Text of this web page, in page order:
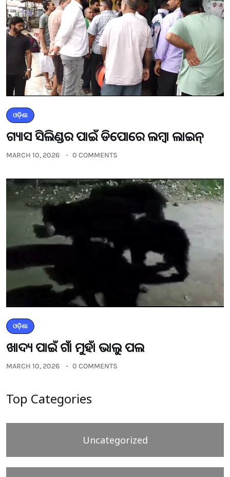
ଓଡ଼ିଶା
ଗ୍ୟାସ ସିଲିଣ୍ଡର ପାଇଁ ଡିପୋରେ ଲମ୍ବା ଲାଇନ୍
MARCH 10, 2026 0 COMMENTS
ଓଡ଼ିଶା
ଖାଦ୍ୟ ପାଇଁ ଗାଁ ମୁହାଁ ଭାଲୁ ପଲ
MARCH 10, 2026 0 COMMENTS
Top Categories
Uncategorized